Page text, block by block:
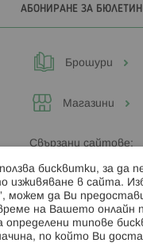
АБОНИРАНЕ ЗА БЮЛЕТИН
Брошури
Магазини
Свързани сайтове:
Hippoland.ro
Последвайте ни:
бисквитки, за да
изживяване в сайта.
можем да Ви
на Вашето онлайн
определени типове
по който Ви